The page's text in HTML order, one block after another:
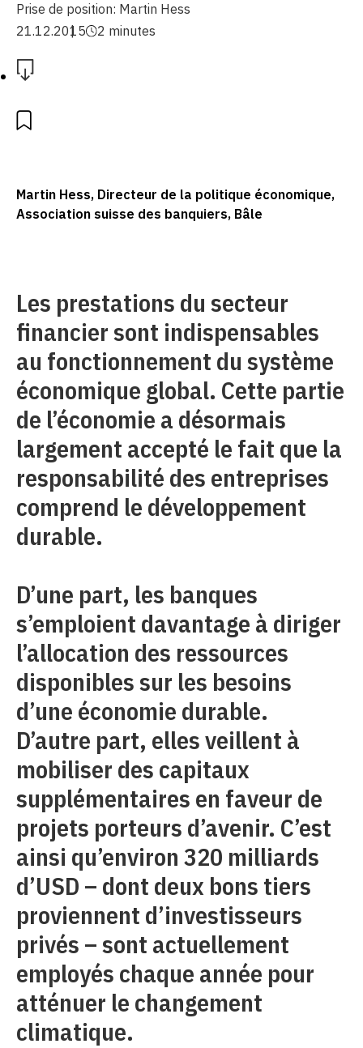
Prise de position: Martin Hess
21.12.2015
2 minutes
Martin Hess, Directeur de la politique économique,
Association suisse des banquiers, Bâle
Les prestations du secteur
financier sont indispensables
au fonctionnement du système
économique global. Cette partie
de l’économie a désormais
largement accepté le fait que la
responsabilité des entreprises
comprend le développement
durable.
D’une part, les banques
s’emploient davantage à diriger
l’allocation des ressources
disponibles sur les besoins
d’une économie durable.
D’autre part, elles veillent à
mobiliser des capitaux
supplémentaires en faveur de
projets porteurs d’avenir. C’est
ainsi qu’environ 320 milliards
d’USD – dont deux bons tiers
proviennent d’investisseurs
privés – sont actuellement
employés chaque année pour
atténuer le changement
climatique.